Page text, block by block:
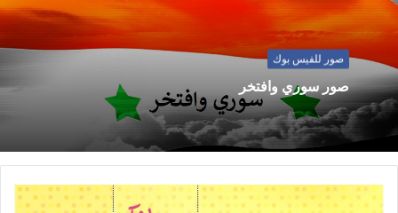
صور للفيس بوك
صور سوري وافتخر